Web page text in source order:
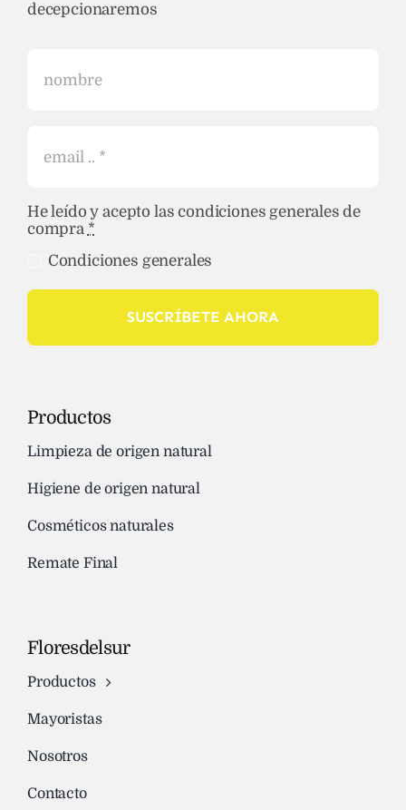
decepcionaremos
He leído y acepto las condiciones generales de
compra *
Condiciones generales
SUSCRÍBETE AHORA
Productos
Limpieza de origen natural
Higiene de origen natural
Cosméticos naturales
Remate Final
Floresdelsur
Productos
Mayoristas
Nosotros
Contacto